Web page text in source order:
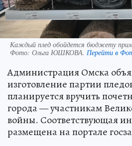
Каждый плед обойдется бюджету
Фото: Ольга ЮШКОВА. Перейти в
Администрация Омска
изготовление партии
планируется вручить
города — участникам
войны. Соответствующая
размещена на портале